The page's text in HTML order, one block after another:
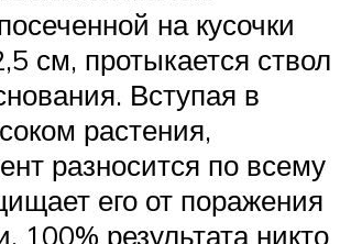
на кусочки
см, протыкается ствол
Вступая в
растения,
разносится по всему
его от поражения
100% результата никто